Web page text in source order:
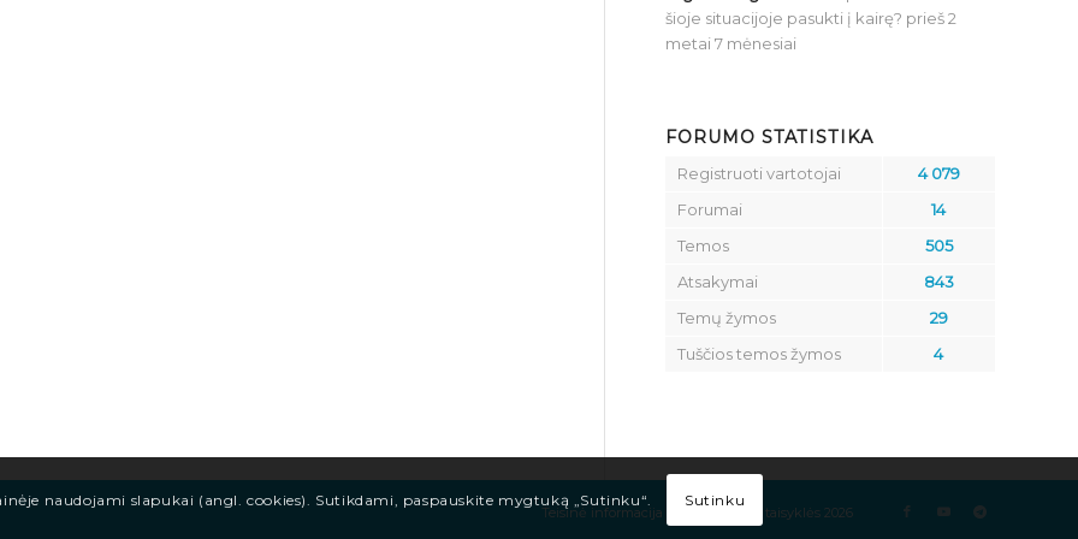
šioje situacijoje pasukti į kairę? prieš 2
metai 7 mėnesiai
FORUMO STATISTIKA
Registruoti vartotojai
4 079
Forumai
14
Temos
505
Atsakymai
843
Temų žymos
29
Tuščios temos žymos
4
Teisinė informacija Kelių eismo taisyklės 2026
naudojami slapukai (angl. cookies). Sutikdami, paspauskite mygtuką „Sutinku“. Sutinku